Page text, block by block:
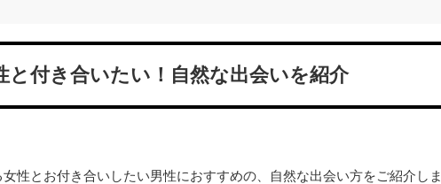
と付き合いたい！自然な出会いを紹介
性とお付き合いしたい男性におすすめの、自然な出会い方をご紹介しま